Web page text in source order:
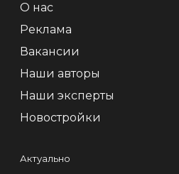
О нас
Реклама
Вакансии
Наши авторы
Наши эксперты
Новостройки
Актуально